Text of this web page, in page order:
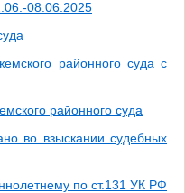
08.06.2025
районного суда с
районного суда
во взыскании судебных
по ст.131 УК РФ